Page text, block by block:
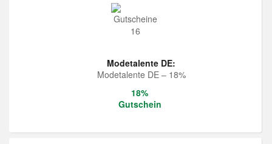
Modetalente DE:
Modetalente DE – 18%
18%
Gutschein